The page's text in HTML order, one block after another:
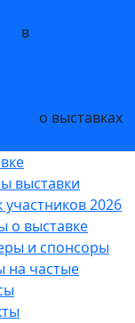
в
о выставках
выставки
участников 2026
о выставке
и спонсоры
на частые